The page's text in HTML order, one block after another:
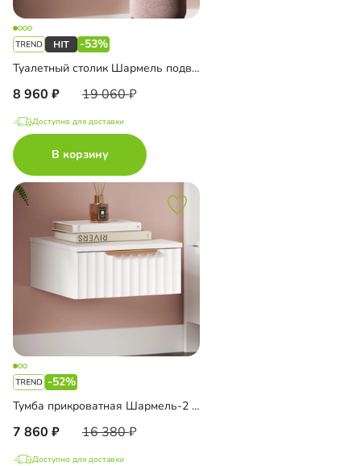
-53%
Туалетный столик Шармель подвесной
8 960 19 060
Доступно для доставки
В корзину
-52%
Тумба прикроватная Шармель-2 подвесная
7 860 16 380
Доступно для доставки